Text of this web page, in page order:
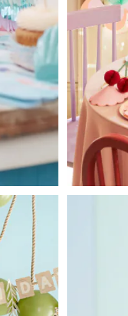
Déco de